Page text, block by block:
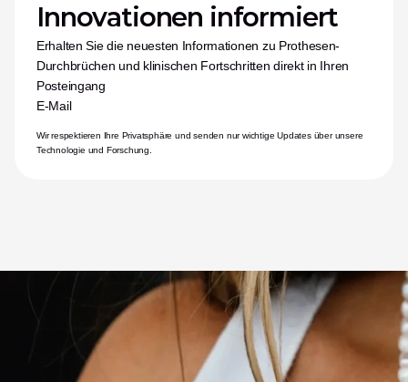
Innovationen informiert
Erhalten Sie die neuesten Informationen zu Prothesen-
Durchbrüchen und klinischen Fortschritten direkt in Ihren
Posteingang
E-Mail
Wir respektieren Ihre Privatsphäre und senden nur wichtige Updates über unsere
Technologie und Forschung.